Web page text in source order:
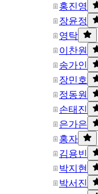
홍진영
장윤정
영탁
이찬원
송가인
장민호
정동원
손태진
은가은
홍자
김용빈
박지현
박서진